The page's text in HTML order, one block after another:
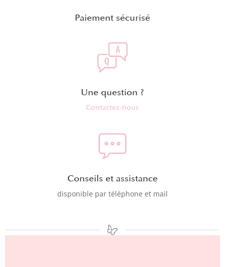
Paiement sécurisé
Une question ?
Contactez-nous
Conseils et assistance
disponible par téléphone et mail